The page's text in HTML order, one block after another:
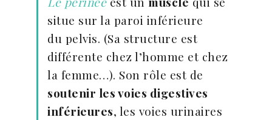
situe sur la paroi inférieure
du pelvis. (Sa structure est
différente chez l’homme et chez
la femme…). Son rôle est de
soutenir les voies digestives
inférieures, les voies urinaires